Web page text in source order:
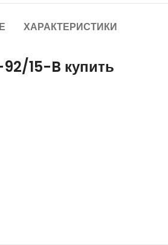
ХАРАКТЕРИСТИКИ
15-B купить